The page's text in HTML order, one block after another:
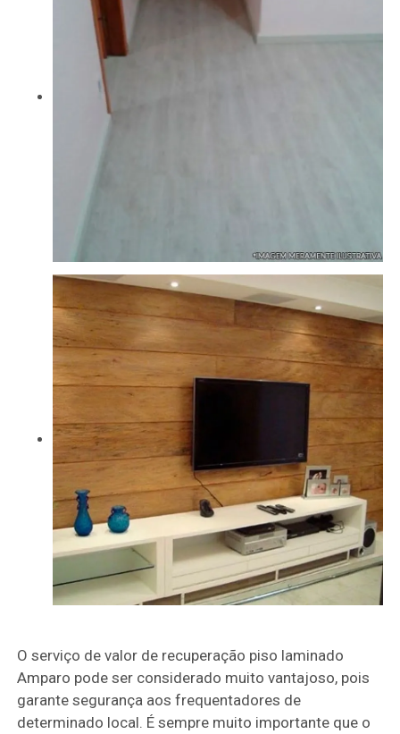
O serviço de valor de recuperação piso laminado
Amparo pode ser considerado muito vantajoso, pois
garante segurança aos frequentadores de
determinado local. É sempre muito importante que o